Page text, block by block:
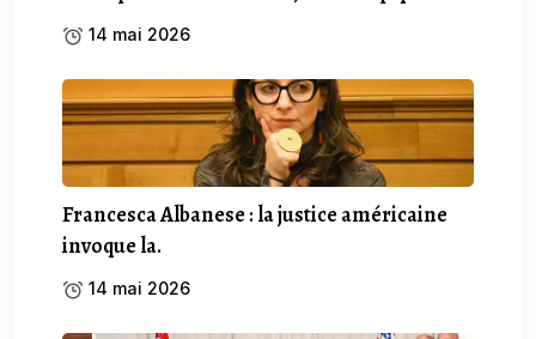
14 mai 2026
Francesca Albanese : la justice américaine
invoque la.
14 mai 2026